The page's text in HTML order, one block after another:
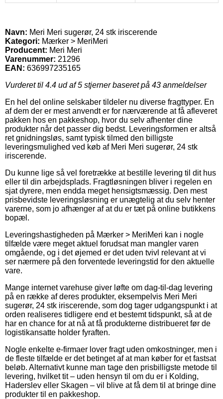
Navn: Meri Meri sugerør, 24 stk iriscerende
Kategori: Mærker > MeriMeri
Producent: Meri Meri
Varenummer: 21296
EAN: 636997235165
Vurderet til 4.4 ud af 5 stjerner baseret på 43 anmeldelser
En hel del online selskaber tildeler nu diverse fragttyper. En
af dem der er mest anvendt er for nærværende at få afleveret
pakken hos en pakkeshop, hvor du selv afhenter dine
produkter når det passer dig bedst. Leveringsformen er altså
ret gnidningsløs, samt typisk tilmed den billigste
leveringsmulighed ved køb af Meri Meri sugerør, 24 stk
iriscerende.
Du kunne lige så vel foretrække at bestille levering til dit hus
eller til din arbejdsplads. Fragtløsningen bliver i regelen en
sjat dyrere, men endda meget hensigtsmæssig. Den mest
prisbevidste leveringsløsning er unægtelig at du selv henter
varerne, som jo afhænger af at du er tæt på online butikkens
bopæl.
Leveringshastigheden på Mærker > MeriMeri kan i nogle
tilfælde være meget aktuel forudsat man mangler varen
omgående, og i det øjemed er det uden tvivl relevant at vi
ser nærmere på den forventede leveringstid for den aktuelle
vare.
Mange internet varehuse giver løfte om dag-til-dag levering
på en række af deres produkter, eksempelvis Meri Meri
sugerør, 24 stk iriscerende, som dog tager udgangspunkt i at
orden realiseres tidligere end et bestemt tidspunkt, så at de
har en chance for at nå at få produkterne distribueret før de
logistikansatte holder fyraften.
Nogle enkelte e-firmaer lover fragt uden omkostninger, men i
de fleste tilfælde er det betinget af at man køber for et fastsat
beløb. Alternativt kunne man tage den prisbilligste metode til
levering, hvilket tit – uden hensyn til om du er i Kolding,
Haderslev eller Skagen – vil blive at få dem til at bringe dine
produkter til en pakkeshop.